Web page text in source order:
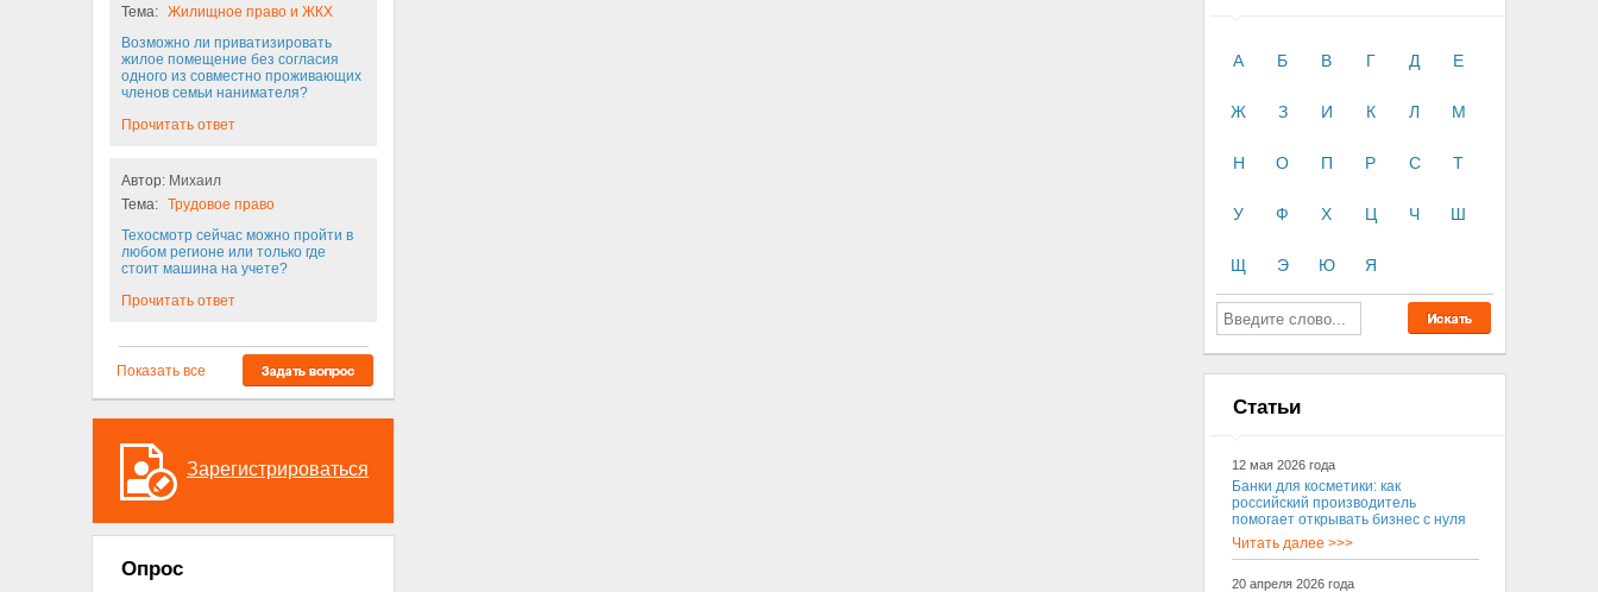
Тема: Жилищное право и ЖКХ
Возможно ли приватизировать
жилое помещение без согласия
одного из совместно проживающих
членов семьи нанимателя?
Прочитать ответ
Автор: Михаил
Тема: Трудовое право
Техосмотр сейчас можно пройти в
любом регионе или только где
стоит машина на учете?
Прочитать ответ
Показать все
Зарегистрироваться
Опрос
А Б В Г Д Е
Ж З И К Л М
Н О П Р С Т
У Ф Х Ц Ч Ш
Щ Э Ю Я
Статьи
12 мая 2026 года
Банки для косметики: как
российский производитель
помогает открывать бизнес с нуля
Читать далее >>>
20 апреля 2026 года